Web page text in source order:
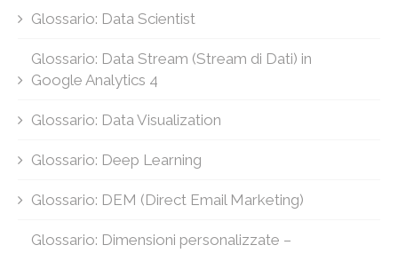
Glossario: Data Scientist
Glossario: Data Stream (Stream di Dati) in
Google Analytics 4
Glossario: Data Visualization
Glossario: Deep Learning
Glossario: DEM (Direct Email Marketing)
Glossario: Dimensioni personalizzate –